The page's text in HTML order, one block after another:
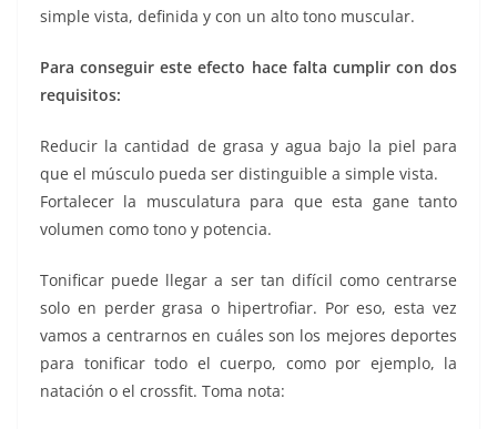
simple vista, definida y con un alto tono muscular.
Para conseguir este efecto hace falta cumplir con dos
requisitos:
Reducir la cantidad de grasa y agua bajo la piel para
que el músculo pueda ser distinguible a simple vista.
Fortalecer la musculatura para que esta gane tanto
volumen como tono y potencia.
Tonificar puede llegar a ser tan difícil como centrarse
solo en perder grasa o hipertrofiar. Por eso, esta vez
vamos a centrarnos en cuáles son los mejores deportes
para tonificar todo el cuerpo, como por ejemplo, la
natación o el crossfit. Toma nota: